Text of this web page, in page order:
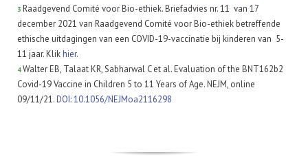
3 Raadgevend Comité voor Bio-ethiek. Briefadvies nr. 11 van 17
december 2021 van Raadgevend Comité voor Bio-ethiek betreffende
ethische uitdagingen van een COVID-19-vaccinatie bij kinderen van 5-
11 jaar. Klikhier.
4 Walter EB, Talaat KR, Sabharwal C et al. Evaluation of the BNT162b2
Covid-19 Vaccine in Children 5 to 11 Years of Age. NEJM, online
09/11/21.DOI: 10.1056/NEJMoa2116298